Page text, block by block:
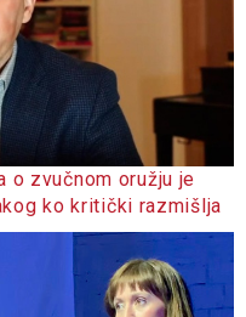
o zvučnom oružju je
ko kritički razmišlja